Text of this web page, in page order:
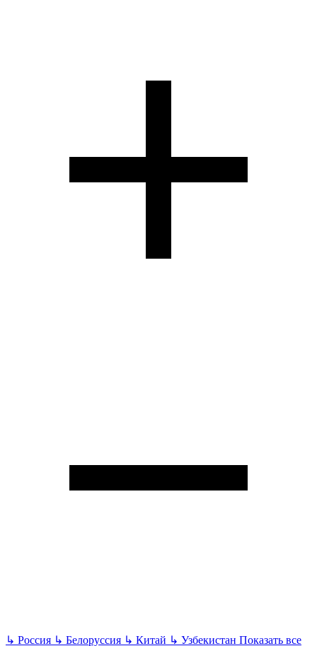
↳ Россия ↳ Белоруссия ↳ Китай ↳ Узбекистан Показать все